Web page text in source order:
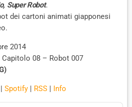
Super Robot.
dei cartoni animati giapponesi
2014
08 – Robot 007
| Spotify | RSS | Info